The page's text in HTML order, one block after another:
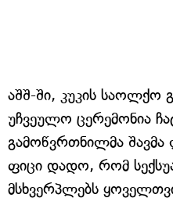
აშშ-ში, კუკის საოლქო
უჩვეულო ცერემონია
გამოწვრთნილმა
ფიცი დადო, რომ
მსხვერპლებს